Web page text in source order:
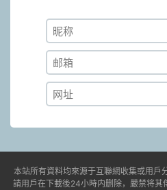
本站所有資料均來源于互聯網收集或用戶
請用戶在下載後24小時内删除，嚴禁将其